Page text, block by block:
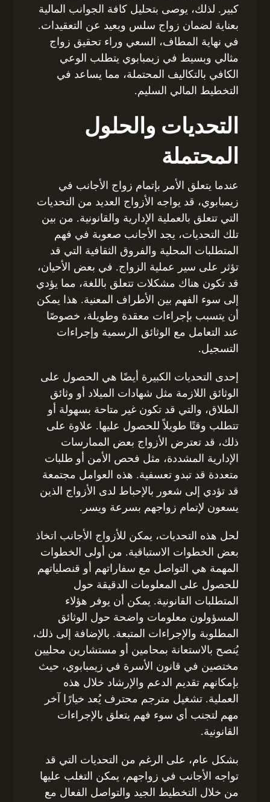
كبير. لذلك، يوصى بتحليل كافة الجوانب المالية
بعناية لضمان زواج سلس وبعيد عن التعقيدات.
في نهاية المطاف، السعي وراء تحقيق زواج
مثالي وبسيط في زيمبابوي يتطلب الوعي
الكافي بالتكاليف المحتملة، مما يساعد في
التخطيط المالي السليم.
التحديات والحلول
المحتملة
عندما يتعلق الأمر بإتمام زواج الأجانب في
زيمبابوي، قد يواجه الأزواج العديد من التحديات
التي تتعلق بالعملية الإدارية والقانونية. من بين
تلك التحديات، يجد الأجانب صعوبة في فهم
المتطلبات المحلية والفروق الثقافية التي قد
تؤثر على سير عملية الزواج. في بعض الأحيان،
قد تكون هناك مشكلات تتعلق باللغة، مما يؤدي
إلى سوء الفهم بين الأطراف المعنية. هذا يمكن
أن يتسبب بإجراءات معقدة وطويلة، خصوصًا
عند التعامل مع الوثائق الرسمية وإجراءات
التسجيل.
إحدى التحديات الكبيرة أيضًا هي الحصول على
الوثائق اللازمة مثل شهادات الميلاد أو وثائق
الطلاق، والتي قد تكون غير متاحة بسهولة أو
تتطلب وقتًا طويلاً للحصول عليها. علاوة على
ذلك، قد تعترض الأزواج بعض الممارسات
الإدارية المشددة، مثل فحص الأمن أو طلبات
متعددة قد تبدو تعسفية. هذه العوامل مجتمعة
قد تؤدي إلى شعور بالإحباط لدى الأزواج الذين
يسعون لإتمام زواجهم بسرعة ويسر.
لحل هذه التحديات، يمكن للأزواج الأجانب اتخاذ
بعض الخطوات الاستباقية. من أولى الخطوات
المهمة هي التواصل مع سفاراتهم أو قنصلياتهم
للحصول على المعلومات الدقيقة حول
المتطلبات القانونية. يمكن أن يوفر هؤلاء
المسؤولون معلومات واضحة حول الوثائق
المطلوبة والإجراءات المتبعة. بالإضافة إلى ذلك،
يُنصح بالاستعانة بمحامين أو مستشارين محليين
مختصين في قانون الأسرة في زيمبابوي، حيث
بإمكانهم تقديم الدعم والإرشاد خلال هذه
العملية. تشغيل مترجم محترف يُعد خيارًا آخر
مهم لتجنب أي سوء فهم يتعلق بالإجراءات
القانونية.
بشكل عام، على الرغم من التحديات التي قد
تواجه الأجانب في زواجهم، يمكن التغلب عليها
من خلال التخطيط الجيد والتواصل الفعال مع